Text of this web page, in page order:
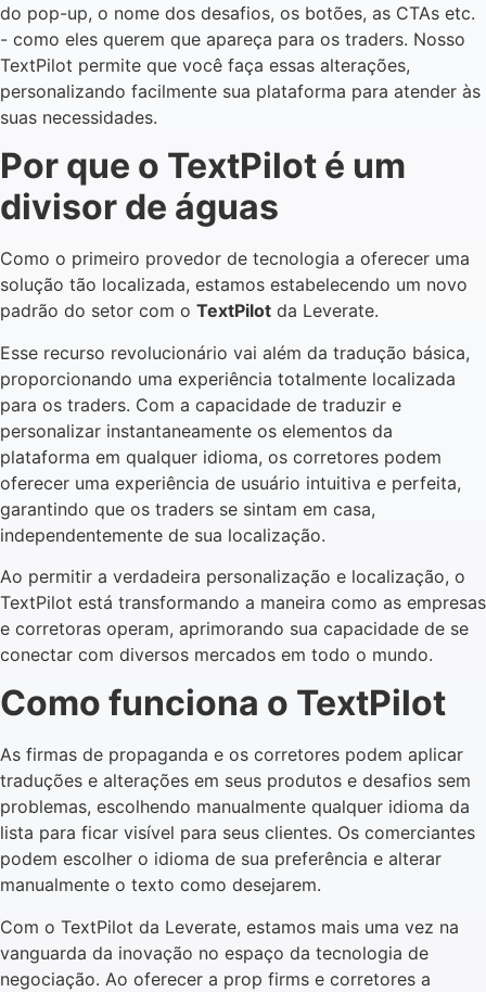
do pop-up, o nome dos desafios, os botões, as CTAs etc.
- como eles querem que apareça para os traders. Nosso
TextPilot permite que você faça essas alterações,
personalizando facilmente sua plataforma para atender às
suas necessidades.
Por que o TextPilot é um
divisor de águas
Como o primeiro provedor de tecnologia a oferecer uma
solução tão localizada, estamos estabelecendo um novo
padrão do setor com o TextPilot da Leverate.
Esse recurso revolucionário vai além da tradução básica,
proporcionando uma experiência totalmente localizada
para os traders. Com a capacidade de traduzir e
personalizar instantaneamente os elementos da
plataforma em qualquer idioma, os corretores podem
oferecer uma experiência de usuário intuitiva e perfeita,
garantindo que os traders se sintam em casa,
independentemente de sua localização.
Ao permitir a verdadeira personalização e localização, o
TextPilot está transformando a maneira como as empresas
e corretoras operam, aprimorando sua capacidade de se
conectar com diversos mercados em todo o mundo.
Como funciona o TextPilot
As firmas de propaganda e os corretores podem aplicar
traduções e alterações em seus produtos e desafios sem
problemas, escolhendo manualmente qualquer idioma da
lista para ficar visível para seus clientes. Os comerciantes
podem escolher o idioma de sua preferência e alterar
manualmente o texto como desejarem.
Com o TextPilot da Leverate, estamos mais uma vez na
vanguarda da inovação no espaço da tecnologia de
negociação. Ao oferecer a prop firms e corretores a